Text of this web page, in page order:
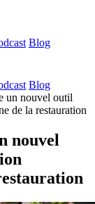
Blog
Blog
un nouvel outil
de la restauration
nouvel